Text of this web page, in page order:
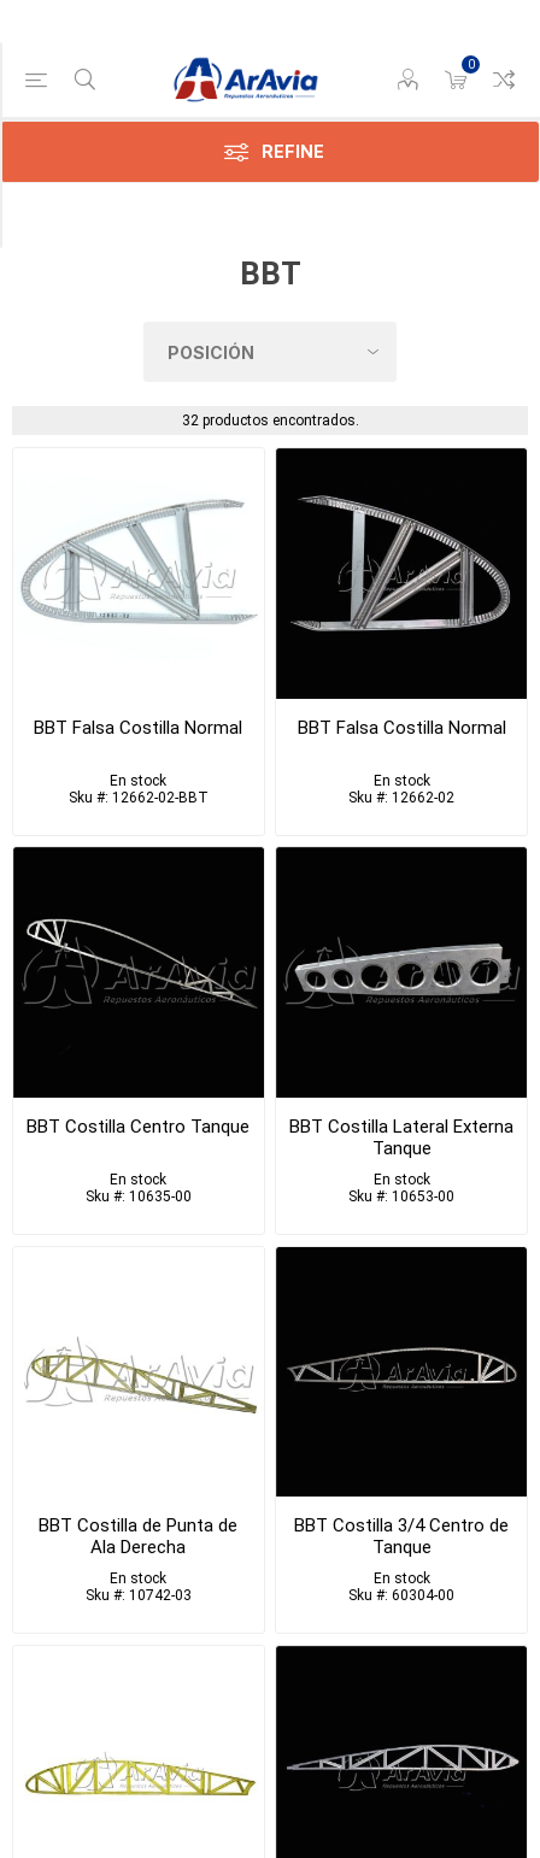
0
REFINE
BBT
32 productos encontrados.
BBT Falsa Costilla Normal
En stock
Sku #: 12662-02-BBT
BBT Falsa Costilla Normal
En stock
Sku #: 12662-02
BBT Costilla Centro Tanque
En stock
Sku #: 10635-00
BBT Costilla Lateral Externa
Tanque
En stock
Sku #: 10653-00
BBT Costilla de Punta de
Ala Derecha
En stock
Sku #: 10742-03
BBT Costilla 3/4 Centro de
Tanque
En stock
Sku #: 60304-00
Categoría
Cessna